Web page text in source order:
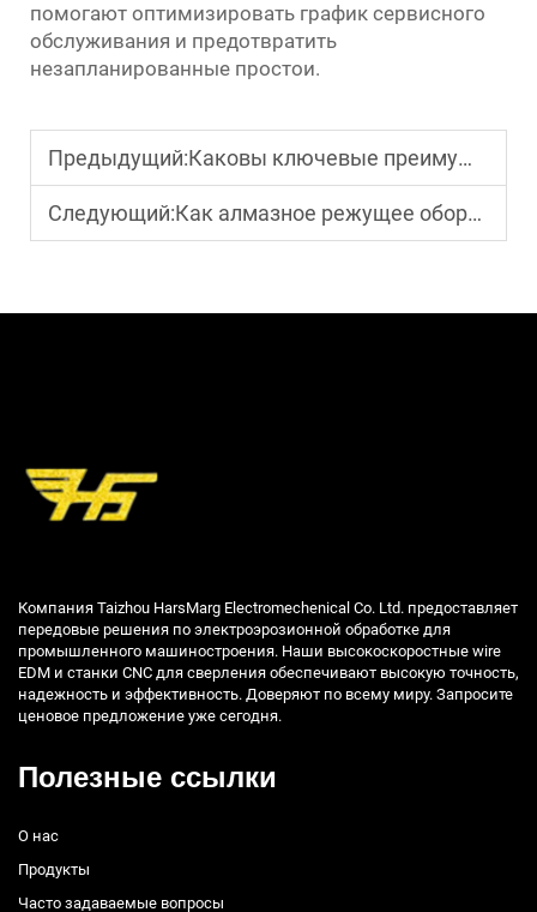
помогают оптимизировать график сервисного
обслуживания и предотвратить
незапланированные простои.
Предыдущий:Каковы ключевые преимущества использования электроэрозионной обработки с погружением в производстве?
Следующий:Как алмазное режущее оборудование повышает производительность?
Компания Taizhou HarsMarg Electromechenical Co. Ltd. предоставляет
передовые решения по электроэрозионной обработке для
промышленного машиностроения. Наши высокоскоростные wire
EDM и станки CNC для сверления обеспечивают высокую точность,
надежность и эффективность. Доверяют по всему миру. Запросите
ценовое предложение уже сегодня.
Полезные ссылки
О нас
Продукты
Часто задаваемые вопросы